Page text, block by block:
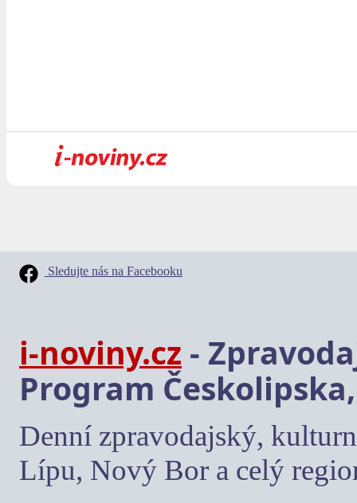
Sledujte nás na Facebooku
i-noviny.cz -
Program
Denní zpravodajský,
Lípu, Nový Bor a celý